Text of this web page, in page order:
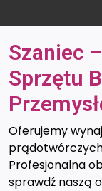
to
content
Szaniec
Sprzętu
Oferujemy
Profesjonalna
sprawdź naszą